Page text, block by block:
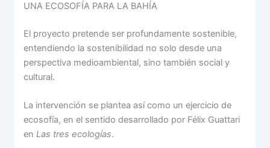
UNA ECOSOFÍA PARA LA BAHÍA
El proyecto pretende ser profundamente sostenible,
entendiendo la sostenibilidad no solo desde una
perspectiva medioambiental, sino también social y
cultural.
La intervención se plantea así como un ejercicio de
ecosofía, en el sentido desarrollado por Félix Guattari
en Las tres ecologías.